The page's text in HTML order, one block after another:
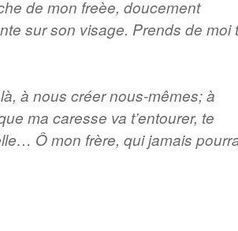
de mon freèe, doucement
sur son visage. Prends de moi
à nous créer nous-mêmes; à
ma caresse va t’entourer, te
Ô mon frère, qui jamais